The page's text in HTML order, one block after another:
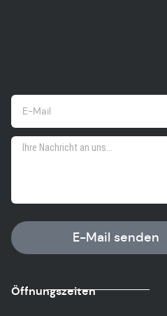
E-Mail senden
Öffnungszeiten